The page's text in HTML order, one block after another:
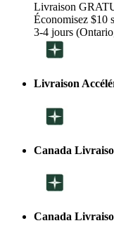
Livraison
Économisez $10
3-4 jours
Livraison
Canada
Canada